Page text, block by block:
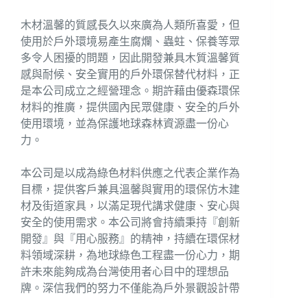
木材溫馨的質感長久以來廣為人類所喜愛，但
使用於戶外環境易產生腐爛、蟲蛀、保養等眾
多令人困擾的問題，因此開發兼具木質溫馨質
感與耐候、安全實用的戶外環保替代材料，正
是本公司成立之經營理念。期許藉由優森環保
材料的推廣，提供國內民眾健康、安全的戶外
使用環境，並為保護地球森林資源盡一份心
力。
本公司是以成為綠色材料供應之代表企業作為
目標，提供客戶兼具溫馨與實用的環保仿木建
材及街道家具，以滿足現代講求健康、安心與
安全的使用需求。本公司將會持續秉持『創新
開發』與『用心服務』的精神，持續在環保材
料領域深耕，為地球綠色工程盡一份心力，期
許未來能夠成為台灣使用者心目中的理想品
牌。深信我們的努力不僅能為戶外景觀設計帶